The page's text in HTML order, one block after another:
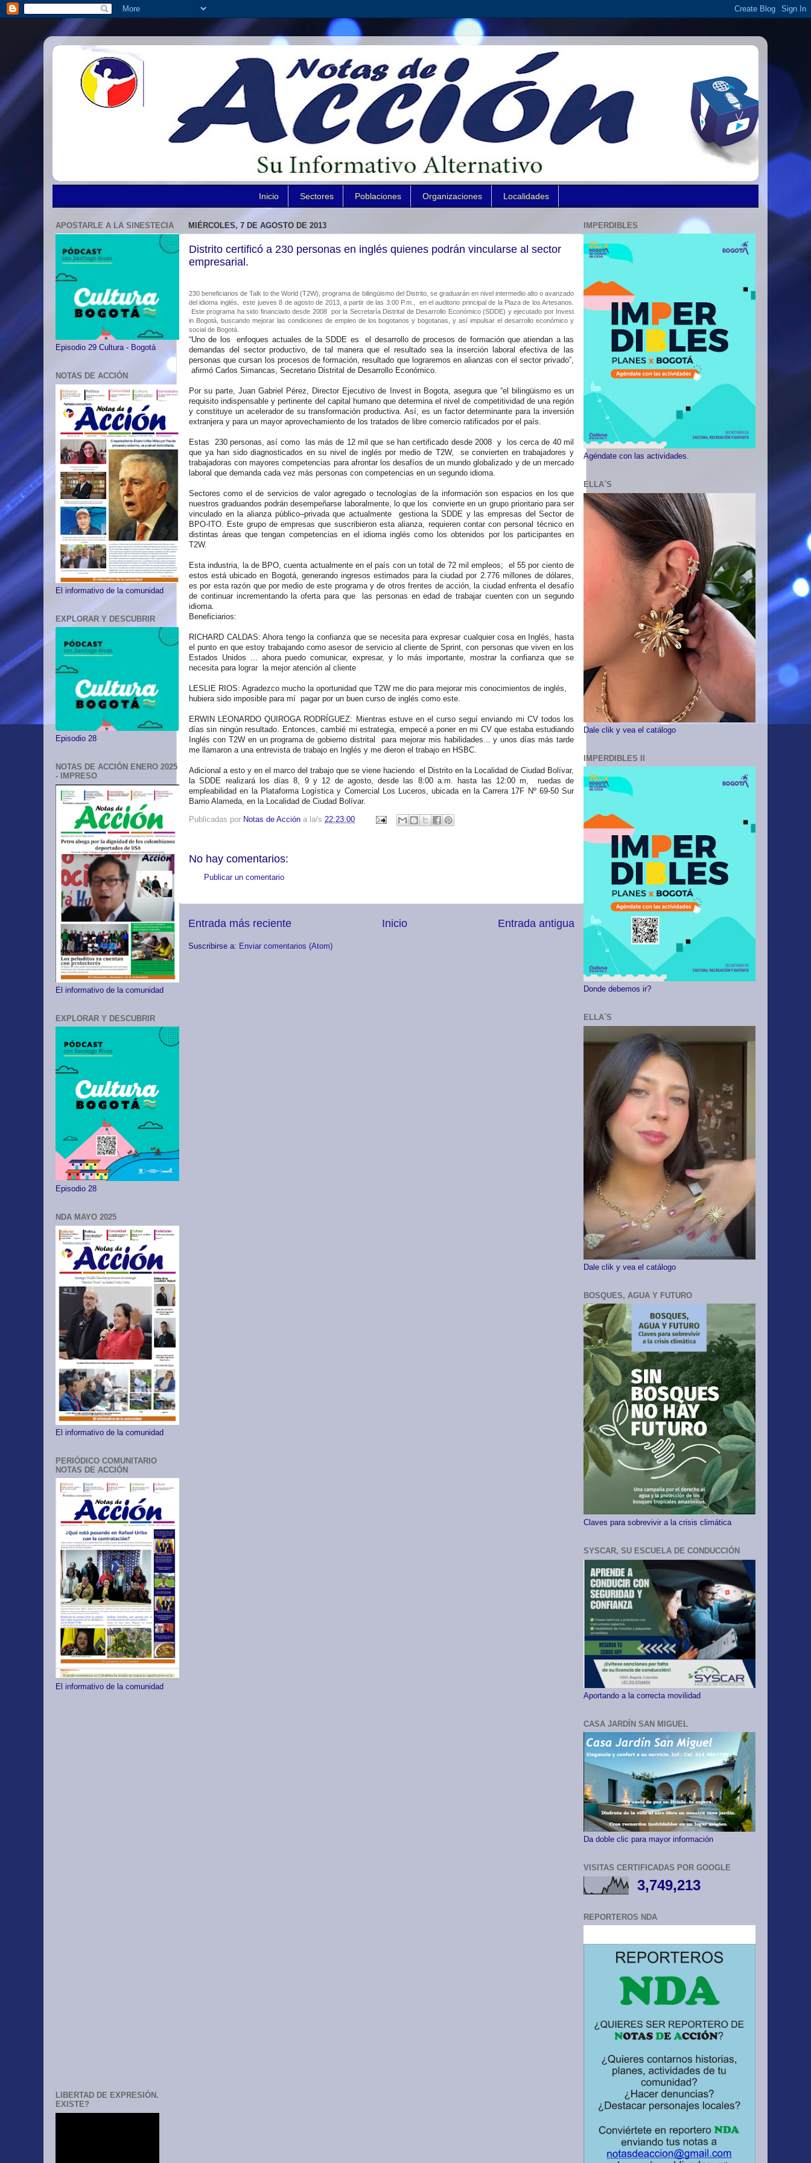
Inicio Sectores Poblaciones Organizaciones Localidades
MIÉRCOLES, 7 DE AGOSTO DE 2013
Distrito certificó a 230 personas en inglés quienes podrán vincularse al sector
empresarial.
230 beneficiarios de Talk to the World (T2W), programa de bilingüismo del Distrito, se graduarán en nivel intermedio alto o avanzado
del idioma inglés, este jueves 8 de agosto de 2013, a partir de las 3:00 P.m., en el auditorio principal de la Plaza de los Artesanos.
Este programa ha sido financiado desde 2008 por la Secretaría Distrital de Desarrollo Económico (SDDE) y ejecutado por Invest
in Bogotá, buscando mejorar las condiciones de empleo de los bogotanos y bogotanas, y así impulsar el desarrollo económico y
social de Bogotá.
“Uno de los enfoques actuales de la SDDE es el desarrollo de procesos de formación que atiendan a las
demandas del sector productivo, de tal manera que el resultado sea la inserción laboral efectiva de las
personas que cursan los procesos de formación, resultado que lograremos en alianzas con el sector privado”,
afirmó Carlos Simancas, Secretario Distrital de Desarrollo Económico.
Por su parte, Juan Gabriel Pérez, Director Ejecutivo de Invest in Bogota, asegura que “el bilingüismo es un
requisito indispensable y pertinente del capital humano que determina el nivel de competitividad de una región
y constituye un acelerador de su transformación productiva. Así, es un factor determinante para la inversión
extranjera y para un mayor aprovechamiento de los tratados de libre comercio ratificados por el país.
Estas 230 personas, así como las más de 12 mil que se han certificado desde 2008 y los cerca de 40 mil
que ya han sido diagnosticados en su nivel de inglés por medio de T2W, se convierten en trabajadores y
trabajadoras con mayores competencias para afrontar los desafíos de un mundo globalizado y de un mercado
laboral que demanda cada vez más personas con competencias en un segundo idioma.
Sectores como el de servicios de valor agregado o tecnologías de la información son espacios en los que
nuestros graduandos podrán desempeñarse laboralmente, lo que los convierte en un grupo prioritario para ser
vinculado en la alianza público–privada que actualmente gestiona la SDDE y las empresas del Sector de
BPO-ITO. Este grupo de empresas que suscribieron esta alianza, requieren contar con personal técnico en
distintas áreas que tengan competencias en el idioma inglés como los obtenidos por los participantes en
T2W.
Esta industria, la de BPO, cuenta actualmente en el país con un total de 72 mil empleos; el 55 por ciento de
estos está ubicado en Bogotá, generando ingresos estimados para la ciudad por 2.776 millones de dólares,
es por esta razón que por medio de este programa y de otros frentes de acción, la ciudad enfrenta el desafío
de continuar incrementando la oferta para que las personas en edad de trabajar cuenten con un segundo
idioma.
Beneficiarios:
RICHARD CALDAS: Ahora tengo la confianza que se necesita para expresar cualquier cosa en Inglés, hasta
el punto en que estoy trabajando como asesor de servicio al cliente de Sprint, con personas que viven en los
Estados Unidos ... ahora puedo comunicar, expresar, y lo más importante, mostrar la confianza que se
necesita para lograr la mejor atención al cliente
LESLIE RIOS: Agradezco mucho la oportunidad que T2W me dio para mejorar mis conocimientos de inglés,
hubiera sido imposible para mí pagar por un buen curso de inglés como este.
ERWIN LEONARDO QUIROGA RODRÍGUEZ: Mientras estuve en el curso seguí enviando mi CV todos los
días sin ningún resultado. Entonces, cambié mi estrategia, empecé a poner en mi CV que estaba estudiando
Inglés con T2W en un programa de gobierno distrital para mejorar mis habilidades... y unos días más tarde
me llamaron a una entrevista de trabajo en Inglés y me dieron el trabajo en HSBC.
Adicional a esto y en el marco del trabajo que se viene haciendo el Distrito en la Localidad de Ciudad Bolívar,
la SDDE realizará los días 8, 9 y 12 de agosto, desde las 8:00 a.m. hasta las 12:00 m, ruedas de
empleabilidad en la Plataforma Logística y Comercial Los Luceros, ubicada en la Carrera 17F Nº 69-50 Sur
Barrio Alameda, en la Localidad de Ciudad Bolívar.
Publicadas por Notas de Acción a la/s 22:23:00
No hay comentarios:
Publicar un comentario
Entrada más reciente Entrada antigua
Inicio
Suscribirse a: Enviar comentarios (Atom)
APOSTARLE A LA SINESTECIA
Episodio 29 Cultura - Bogotá
NOTAS DE ACCIÓN
El informativo de la comunidad
EXPLORAR Y DESCUBRIR
Episodio 28
NOTAS DE ACCIÓN ENERO 2025
- IMPRESO
El informativo de la comunidad
EXPLORAR Y DESCUBRIR
Episodio 28
NDA MAYO 2025
El informativo de la comunidad
PERIÓDICO COMUNITARIO
NOTAS DE ACCIÓN
El informativo de la comunidad
LIBERTAD DE EXPRESIÓN.
EXISTE?
IMPERDIBLES
Agéndate con las actividades.
ELLA´S
Dale clik y vea el catálogo
IMPERDIBLES II
Donde debemos ir?
ELLA´S
Dale clik y vea el catálogo
BOSQUES, AGUA Y FUTURO
Claves para sobrevivir a la crisis climática
SYSCAR, SU ESCUELA DE CONDUCCIÓN
Aportando a la correcta movilidad
CASA JARDÍN SAN MIGUEL
Da doble clic para mayor información
VISITAS CERTIFICADAS POR GOOGLE
3,749,213
REPORTEROS NDA